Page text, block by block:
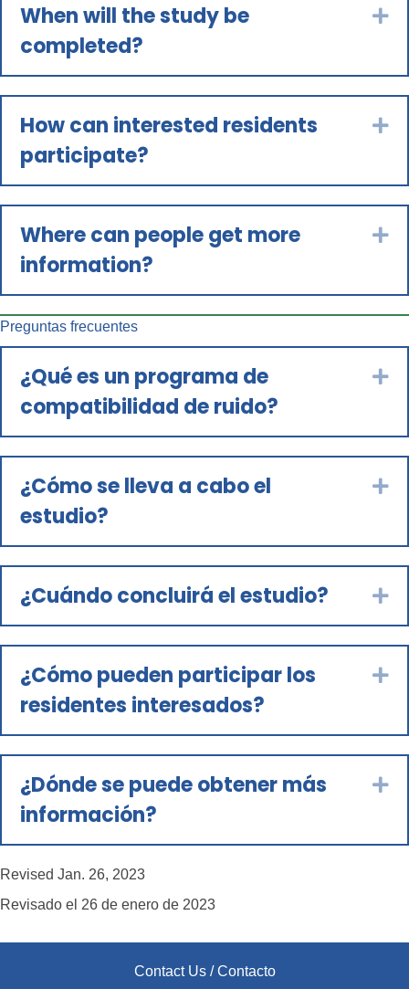
When will the study be
completed?
How can interested residents
participate?
Where can people get more
information?
Preguntas frecuentes
¿Qué es un programa de
compatibilidad de ruido?
¿Cómo se lleva a cabo el
estudio?
¿Cuándo concluirá el estudio?
¿Cómo pueden participar los
residentes interesados?
¿Dónde se puede obtener más
información?
Revised Jan. 26, 2023
Revisado el 26 de enero de 2023
Contact Us / Contacto